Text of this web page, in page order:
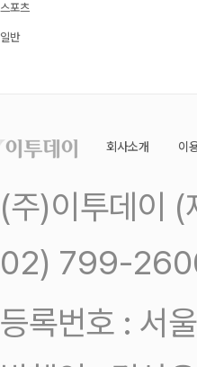
스포츠
일반
회사소개 이
(주)이투데이
02) 799-
등록번호 : 서